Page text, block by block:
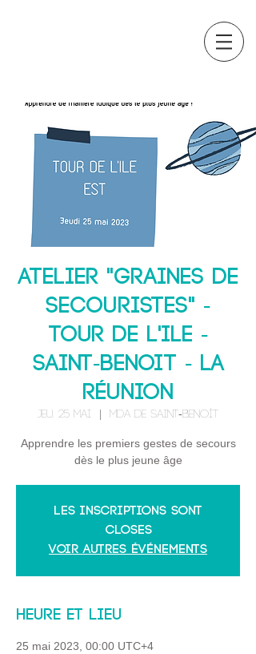
Atelier "Graines de
secouristes" -
TOUR DE L'ILE -
Saint-Benoit - La
Réunion
jeu. 25 mai MDA de Saint-Benoît
Apprendre les premiers gestes de secours
dès le plus jeune âge
Les inscriptions sont
closes
Voir autres événements
Heure et lieu
25 mai 2023, 00:00 UTC+4